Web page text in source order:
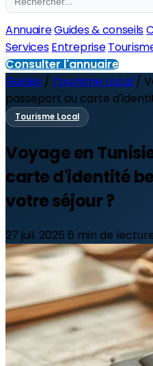
AnnuaireGuides & conseils
ServicesEntreprise
Consulter l'annuaire
Guides / Tourisme Local /
passeport ou carte
Tourisme Local
Voyage en
carte d'identité
votre séjour ?
27 juil. 2025 6 min de